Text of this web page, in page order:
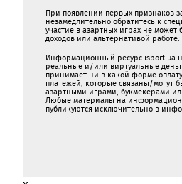
При появлении первых признаков
незамедлительно обратитесь к
участие в азартных играх не может
доходов или альтернативой работе.
Информационный ресурс isport.ua
реальные и/или виртуальные
принимает ни в какой форме
платежей, которые связаны/могут
азартными игрaми, букмекерами
Любые материалы на
публикуютcя исключительно в